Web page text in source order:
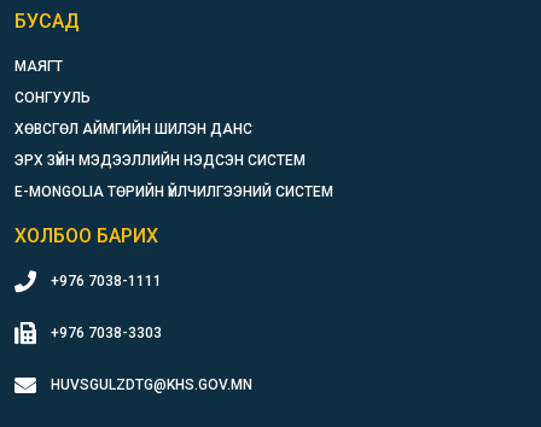
БУСАД
МАЯГТ
СОНГУУЛЬ
ХӨВСГӨЛ АЙМГИЙН ШИЛЭН ДАНС
ЭРХ ЗҮЙН МЭДЭЭЛЛИЙН НЭДСЭН СИСТЕМ
E-MONGOLIA ТӨРИЙН ҮЙЛЧИЛГЭЭНИЙ СИСТЕМ
ХОЛБОО БАРИХ
+976 7038-1111
+976 7038-3303
HUVSGULZDTG@KHS.GOV.MN